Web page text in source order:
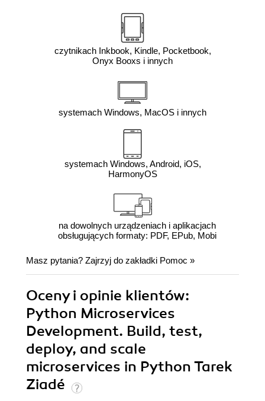
czytnikach Inkbook, Kindle, Pocketbook,
Onyx Booxs i innych
systemach Windows, MacOS i innych
systemach Windows, Android, iOS,
HarmonyOS
na dowolnych urządzeniach i aplikacjach
obsługujących formaty: PDF, EPub, Mobi
Masz pytania? Zajrzyj do zakładki Pomoc »
Oceny i opinie klientów:
Python Microservices
Development. Build, test,
deploy, and scale
microservices in Python Tarek
Ziadé